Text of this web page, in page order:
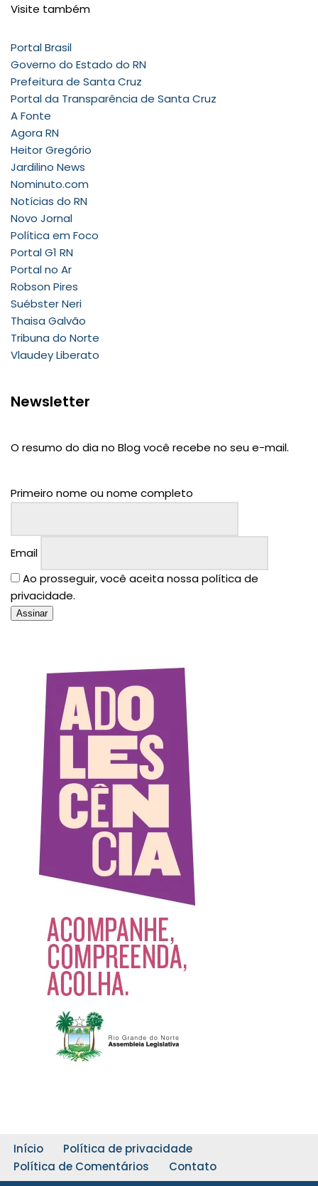
Visite também
Portal Brasil
Governo do Estado do RN
Prefeitura de Santa Cruz
Portal da Transparência de Santa Cruz
A Fonte
Agora RN
Heitor Gregório
Jardilino News
Nominuto.com
Notícias do RN
Novo Jornal
Política em Foco
Portal G1 RN
Portal no Ar
Robson Pires
Suébster Neri
Thaisa Galvão
Tribuna do Norte
Vlaudey Liberato
Newsletter
O resumo do dia no Blog você recebe no seu e-mail.
Primeiro nome ou nome completo
Email
Ao prosseguir, você aceita nossa política de
privacidade.
Início
Política de privacidade
Política de Comentários
Contato